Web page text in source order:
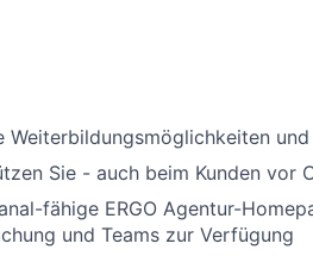
Weiterbildungsmöglichkeiten
Sie - auch beim Kunden vor
fähige ERGO Agentur-
und Teams zur Verfügung